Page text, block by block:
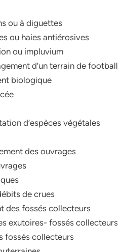
ou à diguettes
ou haies antiérosives
ou impluvium
d’un terrain de football
biologique
d’espèces végétales
des ouvrages
de crues
des fossés collecteurs
exutoires- fossés collecteurs
fossés collecteurs